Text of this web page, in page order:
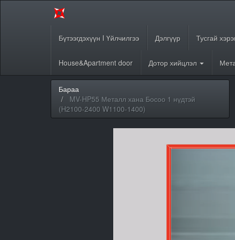
Бүтээгдэхүүн I Үйлчилгээ Дэлгүүр Тусгай
House&Apartment door Дотор хийцлэл
Бараа
MV-HP55 Металл хана Босоо 1 нүдтэй
(H2100-2400 W1100-1400)